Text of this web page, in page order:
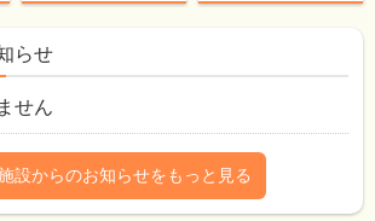
らせ
せん
設からのお知らせをもっと見る